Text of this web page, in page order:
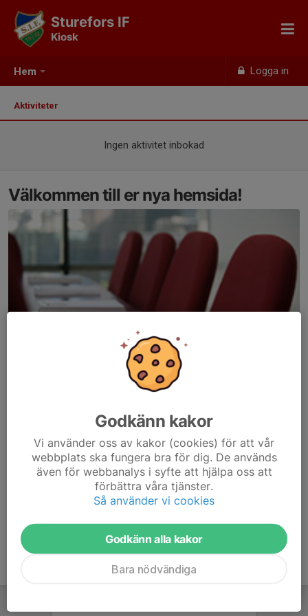
Hem Logga in
Sturefors IF
Kiosk
Aktiviteter
Ingen aktivitet inbokad
Välkommen till er nya hemsida!
Här hamnar automatiskt de senaste nyheterna på hemsidan. För
att kunna börja administrera hemsidan loggar du in högst upp till
höger.
Godkänn kakor
Vi använder oss av kakor (cookies) för att vår
webbplats ska fungera bra för dig. De används
även för webbanalys i syfte att hjälpa oss att
förbättra våra tjänster.
Så använder vi cookies
Godkänn alla kakor
Bara nödvändiga